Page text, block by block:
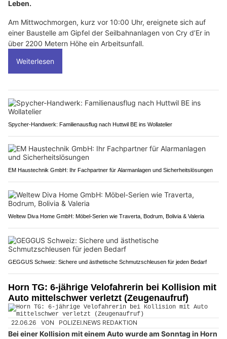
Leben.
Am Mittwochmorgen, kurz vor 10:00 Uhr, ereignete sich auf
einer Baustelle am Gipfel der Seilbahnanlagen von Cry d’Er in
über 2200 Metern Höhe ein Arbeitsunfall.
Weiterlesen
Spycher-Handwerk: Familienausflug nach Huttwil BE ins Wollatelier
EM Haustechnik GmbH: Ihr Fachpartner für Alarmanlagen und Sicherheitslösungen
Weltew Diva Home GmbH: Möbel-Serien wie Traverta, Bodrum, Bolivia & Valeria
GEGGUS Schweiz: Sichere und ästhetische Schmutzschleusen für jeden Bedarf
Horn TG: 6-jährige Velofahrerin bei Kollision mit
Auto mittelschwer verletzt (Zeugenaufruf)
22.06.26 VON POLIZEI.NEWS REDAKTION
Bei einer Kollision mit einem Auto wurde am Sonntag in Horn